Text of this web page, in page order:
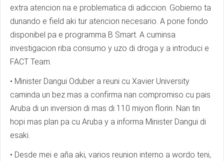
extra atencion na e problematica di adiccion. Gobierno ta
dunando e field aki tur atencion necesario. A pone fondo
disponibel pa e programma B Smart. A cuminsa
investigacion riba consumo y uzo di droga y a introduci e
FACT Team.
• Minister Dangui Oduber a reuni cu Xavier University
caminda un bez mas a confirma nan compromiso cu pais
Aruba di un inversion di mas di 110 miyon florin. Nan tin
hopi mas plan pa cu Aruba y a informa Minister Dangui di
esaki.
• Desde mei e aña aki, varios reunion interno a wordo teni,